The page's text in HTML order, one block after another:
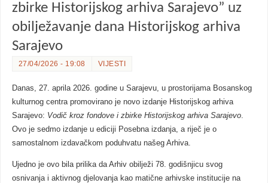
zbirke Historijskog arhiva Sarajevo” uz
obilježavanje dana Historijskog arhiva
Sarajevo
27/04/2026 - 19:08 VIJESTI
Danas, 27. aprila 2026. godine u Sarajevu, u prostorijama Bosanskog
kulturnog centra promovirano je novo izdanje Historijskog arhiva
Sarajevo: Vodič kroz fondove i zbirke Historijskog arhiva Sarajevo.
Ovo je sedmo izdanje u ediciji Posebna izdanja, a riječ je o
samostalnom izdavačkom poduhvatu našeg Arhiva.
Ujedno je ovo bila prilika da Arhiv obilježi 78. godišnjicu svog
osnivanja i aktivnog djelovanja kao matične arhivske institucije na